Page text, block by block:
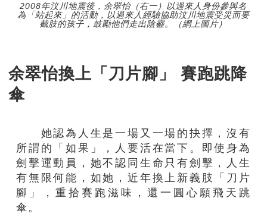
2008年汶川地震後，余翠怡（右一）以過來人身份參與名
為「站起來」的活動，以過來人經驗協助汶川地震受災而要
截肢的孩子，鼓勵他們走出陰霾。（網上圖片）
余翠怡換上「刀片腳」 賽跑跳降
傘
她認為人生是一場又一場的抉擇，沒有
所謂的「如果」，人要活在當下。即使身為
劍擊運動員，她不認同生命只有劍擊，人生
有無限何能，如她，近年換上新義肢「刀片
腳」，重拾賽跑滋味，還一圓心願飛天跳
傘。